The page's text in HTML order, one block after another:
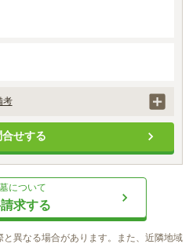
考
ます。
合せする
について
求する
異なる場合があります。また、近隣地域